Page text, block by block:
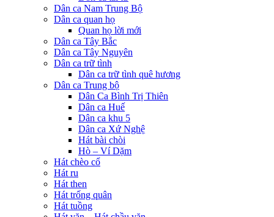
Dân ca Nam Trung Bộ
Dân ca quan họ
Quan họ lời mới
Dân ca Tây Bắc
Dân ca Tây Nguyên
Dân ca trữ tình
Dân ca trữ tình quê hương
Dân ca Trung bộ
Dân Ca Bình Trị Thiên
Dân ca Huế
Dân ca khu 5
Dân ca Xứ Nghệ
Hát bài chòi
Hò – Ví Dặm
Hát chèo cổ
Hát ru
Hát then
Hát trống quân
Hát tuồng